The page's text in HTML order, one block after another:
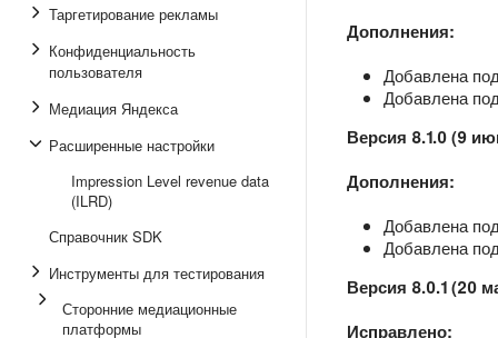
Таргетирование рекламы
Конфиденциальность
пользователя
Медиация Яндекса
Расширенные настройки
Impression Level revenue data
(ILRD)
Справочник SDK
Инструменты для тестирования
Сторонние медиационные
платформы
Дополнения:
Добавлена
Добавлена
Версия 8.1.0 (9
Дополнения:
Добавлена
Добавлена
Версия 8.0.1 (20
Исправлено: